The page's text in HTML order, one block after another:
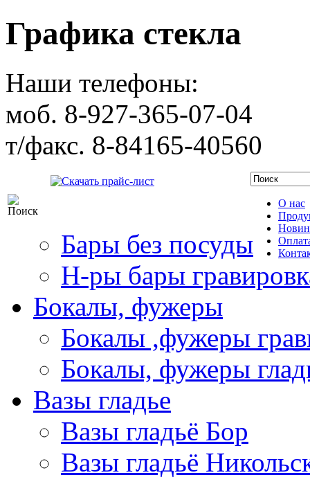
Графика стекла
Наши телефоны:
моб. 8-927-365-07-04
т/факс. 8-84165-40560
О нас
Бары без посуды
Н-ры бары
Бокалы, фужеры
Бокалы ,фужеры
Бокалы, фужеры
Вазы гладье
Вазы гладьё Бор
Вазы гладьё